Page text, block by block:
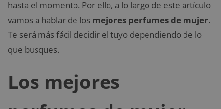
hasta el momento. Por ello, a lo largo de este artículo
vamos a hablar de los mejores perfumes de mujer.
Te será más fácil decidir el tuyo dependiendo de lo
que busques.
Los mejores